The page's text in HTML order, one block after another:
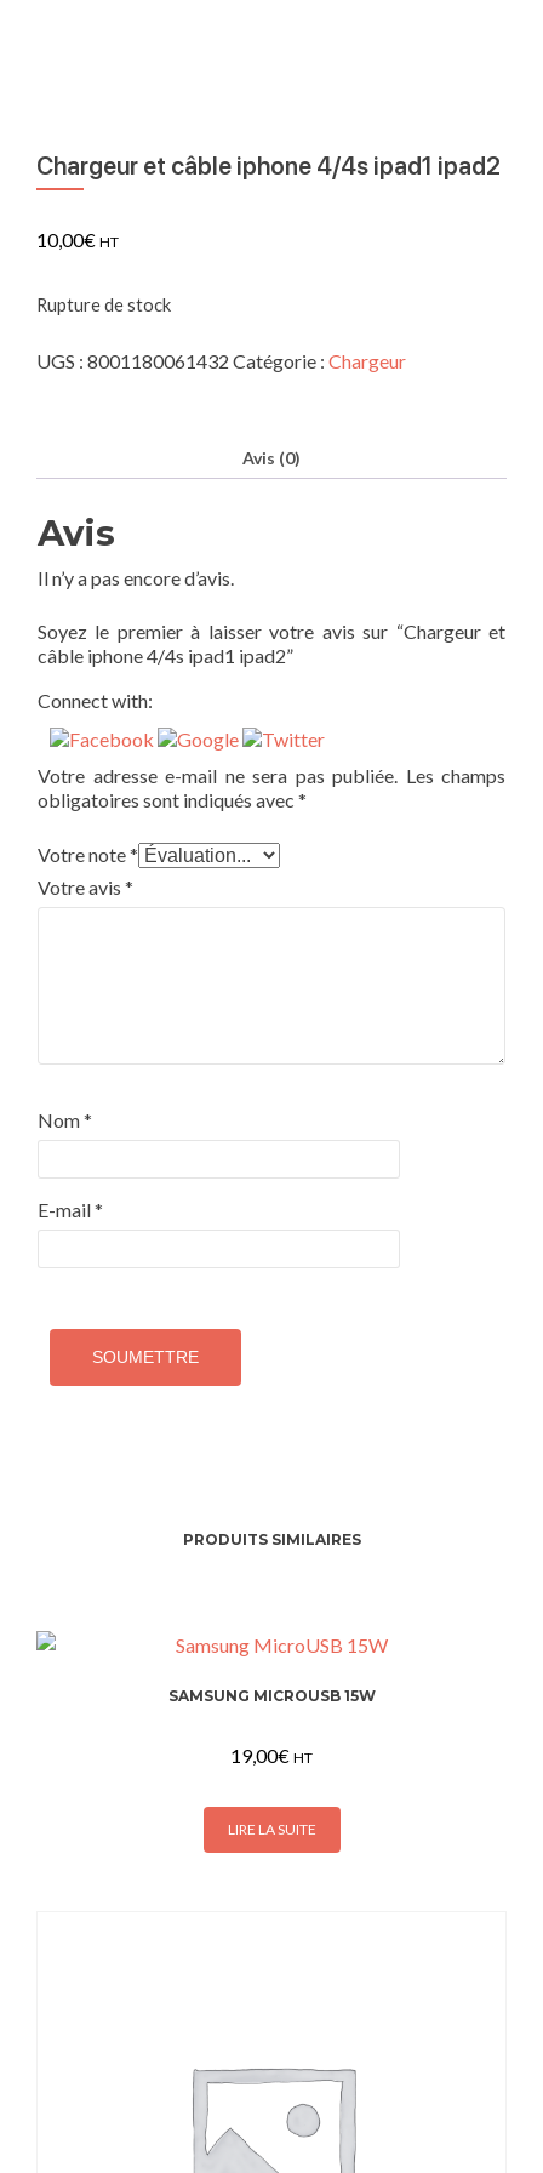
Chargeur et câble iphone 4/4s ipad1 ipad2
10,00€ HT
Rupture de stock
UGS : 8001180061432 Catégorie : Chargeur
Avis (0)
Avis
Il n’y a pas encore d’avis.
Soyez le premier à laisser votre avis sur “Chargeur et
câble iphone 4/4s ipad1 ipad2”
Connect with:
Votre adresse e-mail ne sera pas publiée. Les champs
obligatoires sont indiqués avec *
Votre note*
Votre avis *
Nom*
E-mail*
PRODUITS SIMILAIRES
SAMSUNG MICROUSB 15W
19,00€ HT
LIRE LA SUITE